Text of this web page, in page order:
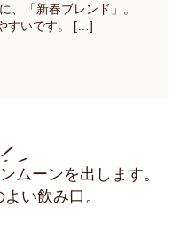
、「新春ブレンド」。
すいです。 […]
ムーンを出します。
い飲み口。